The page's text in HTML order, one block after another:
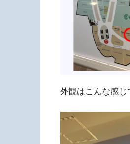
外観はこんな感じ